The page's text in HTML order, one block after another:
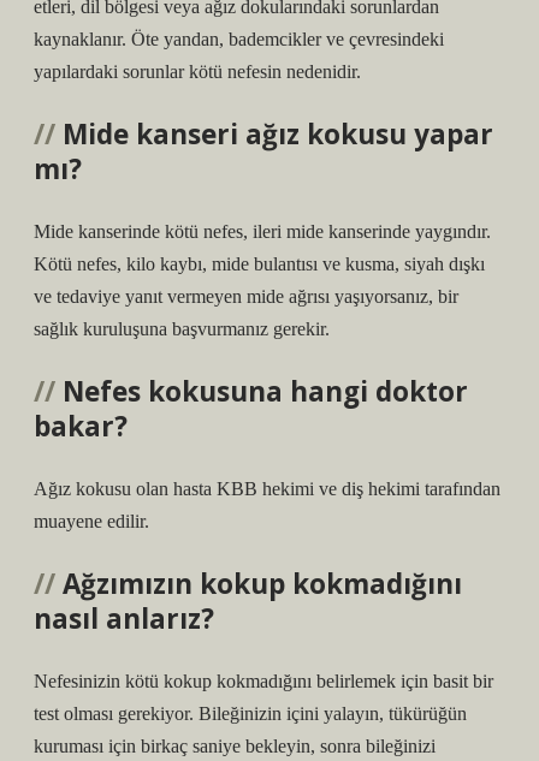
etleri, dil bölgesi veya ağız dokularındaki sorunlardan
kaynaklanır. Öte yandan, bademcikler ve çevresindeki
yapılardaki sorunlar kötü nefesin nedenidir.
Mide kanseri ağız kokusu yapar
mı?
Mide kanserinde kötü nefes, ileri mide kanserinde yaygındır.
Kötü nefes, kilo kaybı, mide bulantısı ve kusma, siyah dışkı
ve tedaviye yanıt vermeyen mide ağrısı yaşıyorsanız, bir
sağlık kuruluşuna başvurmanız gerekir.
Nefes kokusuna hangi doktor
bakar?
Ağız kokusu olan hasta KBB hekimi ve diş hekimi tarafından
muayene edilir.
Ağzımızın kokup kokmadığını
nasıl anlarız?
Nefesinizin kötü kokup kokmadığını belirlemek için basit bir
test olması gerekiyor. Bileğinizin içini yalayın, tükürüğün
kuruması için birkaç saniye bekleyin, sonra bileğinizi